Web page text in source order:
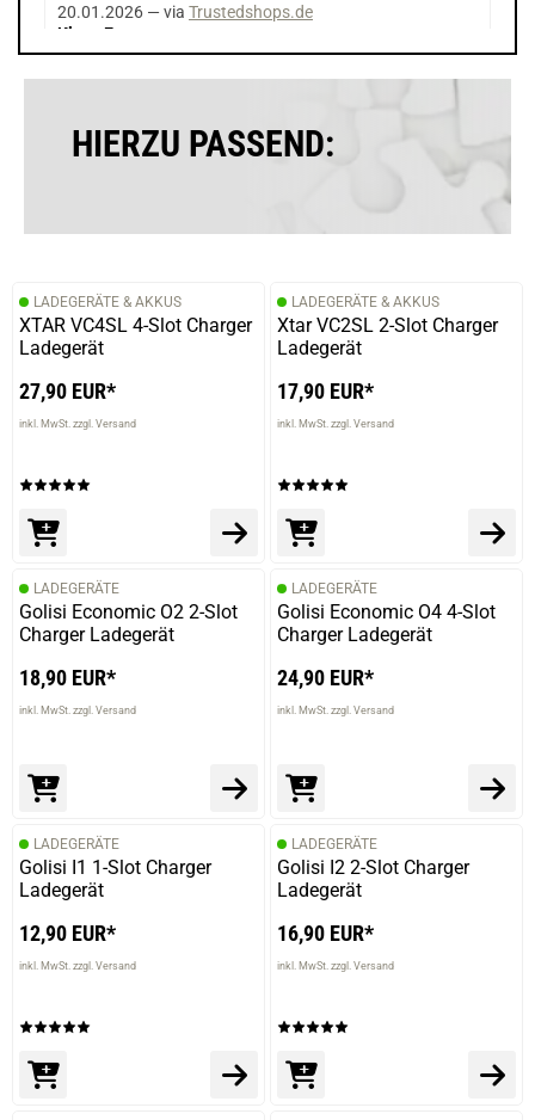
20.01.2026 — via Trustedshops.de
Klaus E.
18.12.2025 — viaTrustedshops.de
verifizierter Onlinekauf.
Die Bewertung erfolgte ohne Abgabe eines Kommentars
Die Bewertung erfolgte ohne Abgabe eines Kommentars
31.08.2025 — via
Trustedshops.de
Sven M.
verifizierter Onlinekauf.
12.07.2025 — via
Trustedshops.de
Gunter A.
Die Bewertung erfolgte ohne Abgabe eines Kommentars
Tomas A.
HIERZU PASSEND:
LADEGERÄTE & AKKUS
XTAR VC4SL 4-Slot Charger
Ladegerät
27,90 EUR*
inkl. MwSt. zzgl. Versand
LADEGERÄTE & AKKUS
Xtar VC2SL 2-Slot Charger
Ladegerät
17,90 EUR*
inkl. MwSt. zzgl. Versand
LADEGERÄTE
Golisi Economic O2 2-Slot
Charger Ladegerät
18,90 EUR*
inkl. MwSt. zzgl. Versand
LADEGERÄTE
Golisi Economic O4 4-Slot
Charger Ladegerät
24,90 EUR*
inkl. MwSt. zzgl. Versand
LADEGERÄTE
Golisi I1 1-Slot Charger
Ladegerät
12,90 EUR*
inkl. MwSt. zzgl. Versand
LADEGERÄTE
Golisi I2 2-Slot Charger
Ladegerät
16,90 EUR*
inkl. MwSt. zzgl. Versand